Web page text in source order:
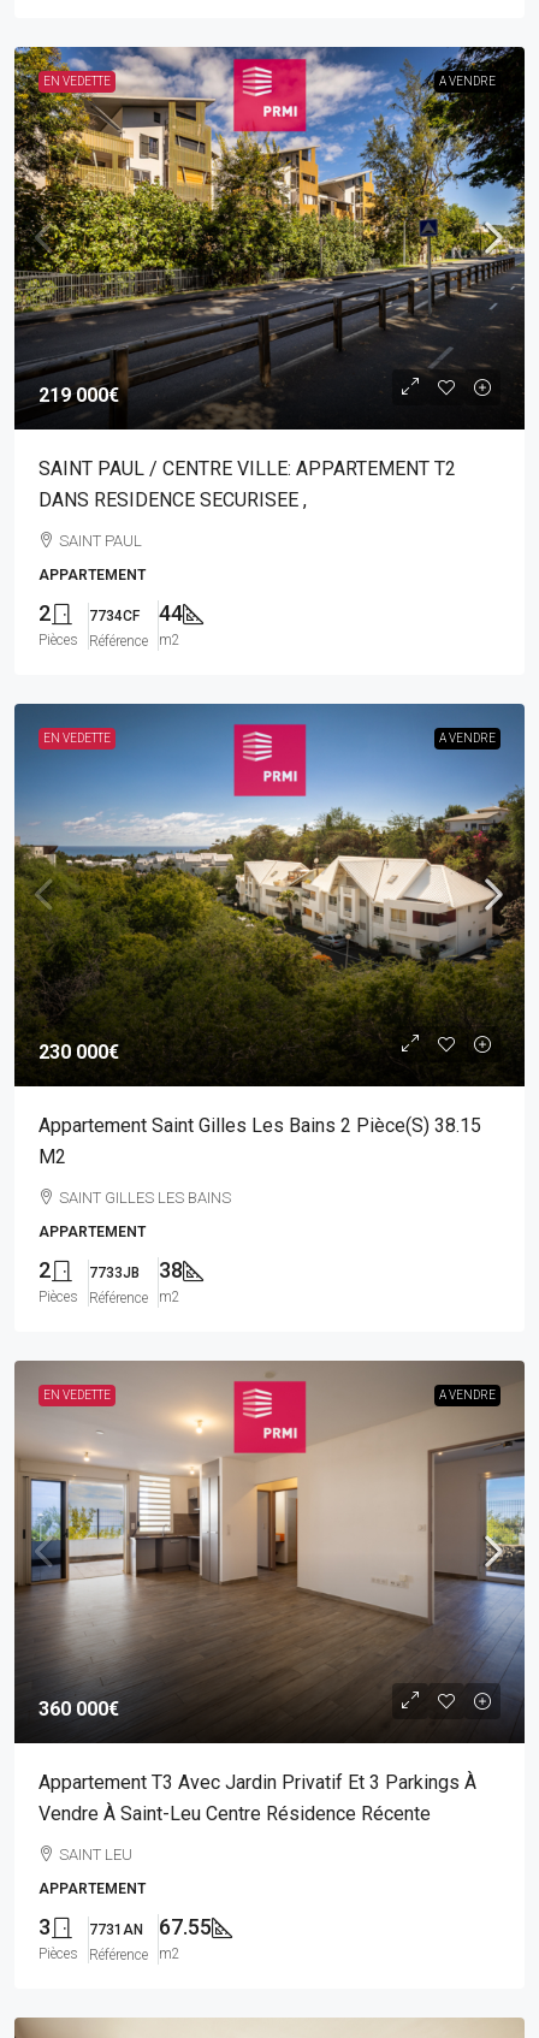
EN VEDETTE A VENDRE
219 000€
SAINT PAUL / CENTRE VILLE: APPARTEMENT T2
DANS RESIDENCE SECURISEE ,
SAINT PAUL
APPARTEMENT
2
Pièces
7734CF
Référence
44
m2
EN VEDETTE A VENDRE
230 000€
Appartement Saint Gilles Les Bains 2 Pièce(s) 38.15
M2
SAINT GILLES LES BAINS
APPARTEMENT
2
Pièces
7733JB
Référence
38
m2
EN VEDETTE A VENDRE
360 000€
Appartement T3 Avec Jardin Privatif Et 3 Parkings À
Vendre À Saint-Leu Centre Résidence Récente
SAINT LEU
APPARTEMENT
3
Pièces
7731AN
Référence
67.55
m2